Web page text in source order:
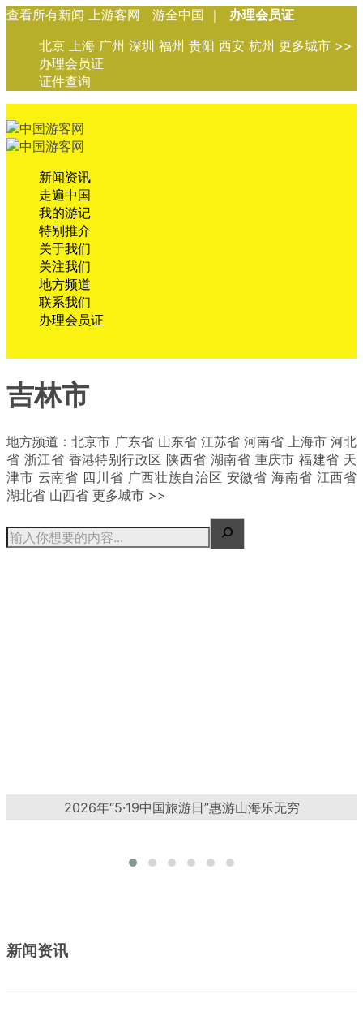
查看所有新闻 上游客网 游全中国 ｜
办理会员证
北京 上海 广州 深圳 福州 贵阳 西安 杭州 更多城市 >>
办理会员证
证件查询
新闻资讯
走遍中国
我的游记
特别推介
关于我们
关注我们
地方频道
联系我们
办理会员证
吉林市
地方频道：北京市 广东省 山东省 江苏省 河南省 上海市 河北
省 浙江省 香港特别行政区 陕西省 湖南省 重庆市 福建省 天
津市 云南省 四川省 广西壮族自治区 安徽省 海南省 江西省
湖北省 山西省 更多城市 >>
2026年“5·19中国旅游日”惠游山海乐无穷
新闻资讯